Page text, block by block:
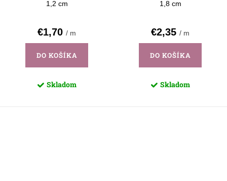
1,2 cm
€1,70 / m
DO KOŠÍKA
Skladom
1,8 cm
€2,35 / m
DO KOŠÍKA
Skladom